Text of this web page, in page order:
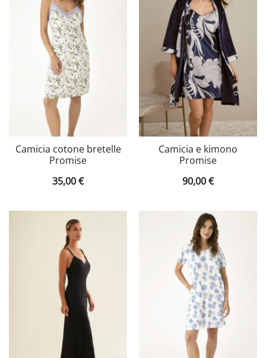
Camicia cotone bretelle
Promise
35,00€
Camicia e kimono
Promise
90,00€